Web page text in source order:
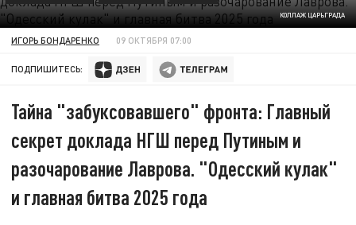
КОЛЛАЖ ЦАРЬГРАДА
ИГОРЬ БОНДАРЕНКО 09 ОКТЯБРЯ 07:00
ПОДПИШИТЕСЬ:
Тайна "забуксовавшего" фронта: Главный
секрет доклада НГШ перед Путиным и
разочарование Лаврова. "Одесский кулак"
и главная битва 2025 года